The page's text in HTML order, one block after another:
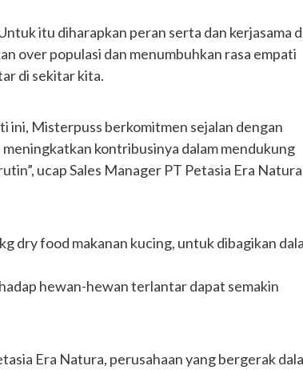
itu diharapkan peran serta dan kerjasama
over populasi dan menumbuhkan rasa empati
di sekitar kita.
ini, Misterpuss berkomitmen sejalan dengan
kontribusinya dalam mendukung
ucap Sales Manager PT Petasia Era
dry food makanan kucing, untuk dibagikan
hewan-hewan terlantar dapat semakin
Era Natura, perusahaan yang bergerak